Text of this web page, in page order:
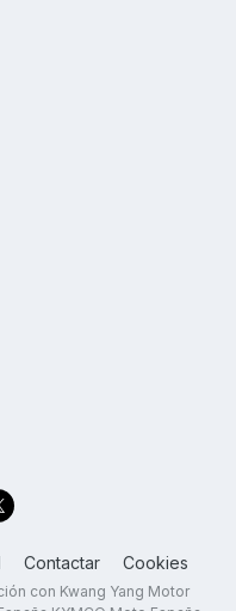
Contactar Cookies
con Kwang Yang Motor